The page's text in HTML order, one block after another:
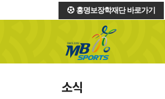
홍명보장학재단 바로가기
소식